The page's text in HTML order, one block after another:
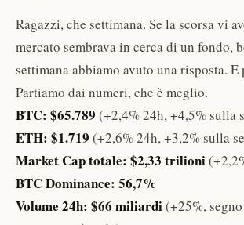
Ragazzi, che settimana. Se la scorsa vi
mercato sembrava in cerca di un fondo,
settimana abbiamo avuto una risposta. E
Partiamo dai numeri, che è meglio.
BTC: $65.789 (+2,4% 24h, +4,5% sulla
ETH: $1.719 (+2,6% 24h, +3,2% sulla
Market Cap totale: $2,33 trilioni
BTC Dominance: 56,7%
Volume 24h: $66 miliardi(+25%,